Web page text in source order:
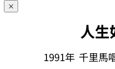
×
人生
1991年 千里馬